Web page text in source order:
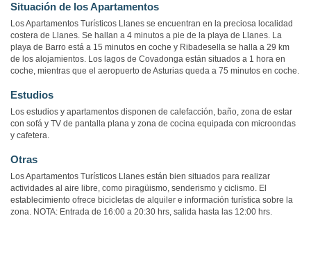
Situación de los Apartamentos
Los Apartamentos Turísticos Llanes se encuentran en la preciosa localidad
costera de Llanes. Se hallan a 4 minutos a pie de la playa de Llanes. La
playa de Barro está a 15 minutos en coche y Ribadesella se halla a 29 km
de los alojamientos. Los lagos de Covadonga están situados a 1 hora en
coche, mientras que el aeropuerto de Asturias queda a 75 minutos en coche.
Estudios
Los estudios y apartamentos disponen de calefacción, baño, zona de estar
con sofá y TV de pantalla plana y zona de cocina equipada con microondas
y cafetera.
Otras
Los Apartamentos Turísticos Llanes están bien situados para realizar
actividades al aire libre, como piragüismo, senderismo y ciclismo. El
establecimiento ofrece bicicletas de alquiler e información turística sobre la
zona. NOTA: Entrada de 16:00 a 20:30 hrs, salida hasta las 12:00 hrs.